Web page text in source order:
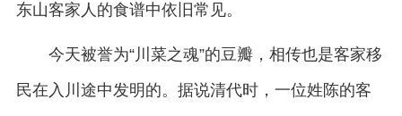
东山客家人的食谱中依旧常见。
今天被誉为“川菜之魂”的豆瓣，相传也是客家移
民在入川途中发明的。据说清代时，一位姓陈的客